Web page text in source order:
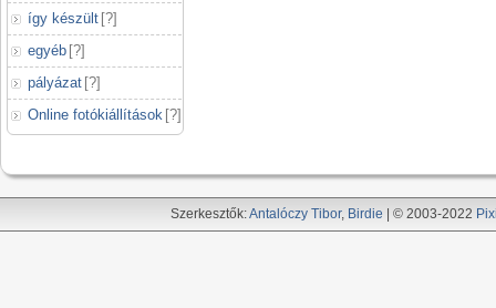
így készült [?]
egyéb [?]
pályázat [?]
Online fotókiállítások [?]
Szerkesztők:Antalóczy Tibor, Birdie | © 2003-2022